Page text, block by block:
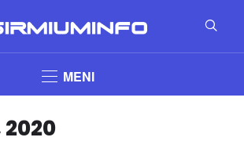
MENI
2020